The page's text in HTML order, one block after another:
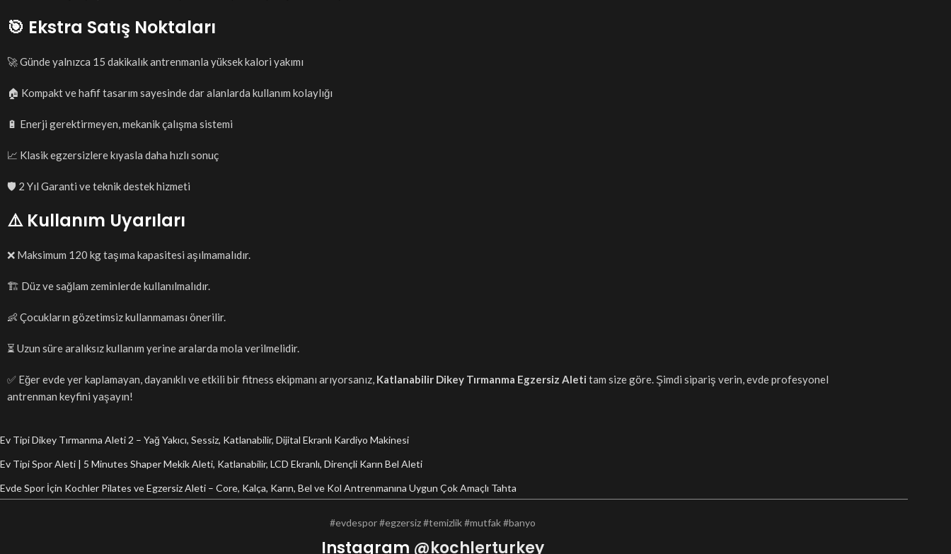
🎯 Ekstra Satış Noktaları
🚀 Günde yalnızca 15 dakikalık antrenmanla yüksek kalori yakımı
🏠 Kompakt ve hafif tasarım sayesinde dar alanlarda kullanım kolaylığı
🔋 Enerji gerektirmeyen, mekanik çalışma sistemi
📈 Klasik egzersizlere kıyasla daha hızlı sonuç
🛡️ 2 Yıl Garanti ve teknik destek hizmeti
⚠️ Kullanım Uyarıları
❌ Maksimum 120 kg taşıma kapasitesi aşılmamalıdır.
🏗️ Düz ve sağlam zeminlerde kullanılmalıdır.
👶 Çocukların gözetimsiz kullanmaması önerilir.
⏳ Uzun süre aralıksız kullanım yerine aralarda mola verilmelidir.
✅ Eğer evde yer kaplamayan, dayanıklı ve etkili bir fitness ekipmanı arıyorsanız, Katlanabilir Dikey Tırmanma Egzersiz Aleti tam size göre. Şimdi sipariş verin, evde profesyonel
antrenman keyfini yaşayın!
Ev Tipi Dikey Tırmanma Aleti 2 – Yağ Yakıcı, Sessiz, Katlanabilir, Dijital Ekranlı Kardiyo Makinesi
Ev Tipi Spor Aleti | 5 Minutes Shaper Mekik Aleti, Katlanabilir, LCD Ekranlı, Dirençli Karın Bel Aleti
Evde Spor İçin Kochler Pilates ve Egzersiz Aleti – Core, Kalça, Karın, Bel ve Kol Antrenmanına Uygun Çok Amaçlı Tahta
#evdespor #egzersiz #temizlik #mutfak #banyo
Instagram @kochlerturkey